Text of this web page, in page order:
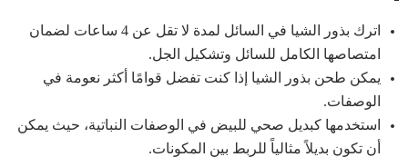
اترك بذور الشيا في السائل لمدة لا تقل عن 4 ساعات لضمان
امتصاصها الكامل للسائل وتشكيل الجل.
يمكن طحن بذور الشيا إذا كنت تفضل قوامًا أكثر نعومة في
الوصفات.
استخدمها كبديل صحي للبيض في الوصفات النباتية، حيث يمكن
أن تكون بديلاً مثالياً للربط بين المكونات.